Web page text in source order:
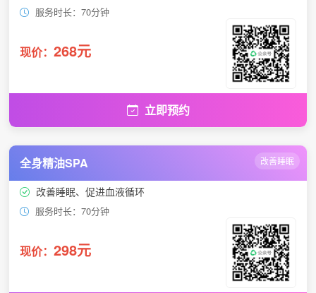
服务时长：70分钟
现价： 268元
立即预约
全身精油SPA 改善睡眠
改善睡眠、促进血液循环
服务时长：70分钟
现价： 298元